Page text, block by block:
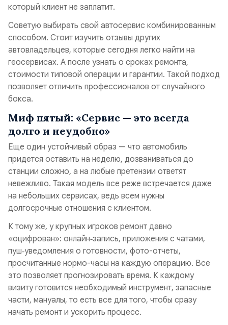
который клиент не заплатит.
Советую выбирать свой автосервис комбинированным
способом. Стоит изучить отзывы других
автовладельцев, которые сегодня легко найти на
геосервисах. А после узнать о сроках ремонта,
стоимости типовой операции и гарантии. Такой подход
позволяет отличить профессионалов от случайного
бокса.
Миф пятый: «Сервис — это всегда
долго и неудобно»
Еще один устойчивый образ — что автомобиль
придется оставить на неделю, дозваниваться до
станции сложно, а на любые претензии ответят
невежливо. Такая модель все реже встречается даже
на небольших сервисах, ведь всем нужны
долгосрочные отношения с клиентом.
К тому же, у крупных игроков ремонт давно
«оцифрован»: онлайн‑запись, приложения с чатами,
пуш‑уведомления о готовности, фото-отчеты,
просчитанные нормо-часы на каждую операцию. Все
это позволяет прогнозировать время. К каждому
визиту готовится необходимый инструмент, запасные
части, мануалы, то есть все для того, чтобы сразу
начать ремонт и ускорить процесс.